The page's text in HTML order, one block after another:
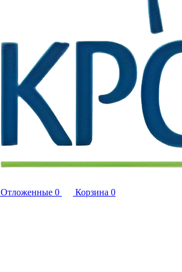
Отложенные 0 Корзина 0